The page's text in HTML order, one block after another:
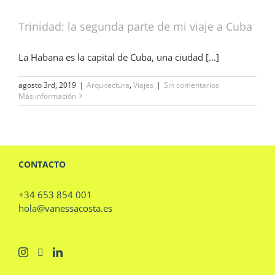
Trinidad: la segunda parte de mi viaje a Cuba
La Habana es la capital de Cuba, una ciudad [...]
agosto 3rd, 2019 | Arquitectura, Viajes | Sin comentarios
Más información
CONTACTO
+34 653 854 001
hola@vanessacosta.es